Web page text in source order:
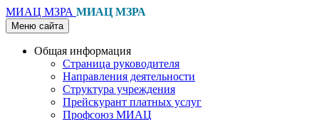
МИАЦ МЗРА МИАЦ МЗРА
Меню сайта
Общая информация
Страница руководителя
Направления деятельности
Структура учреждения
Прейскурант платных услуг
Профсоюз МИАЦ